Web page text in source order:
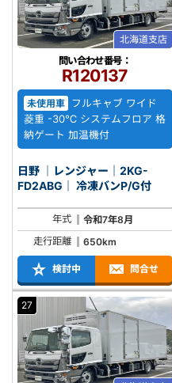
北海道支店
問い合わせ番号：
R120137
未使用車
フルキャブ ワイド
菱重 -30℃ システムフロア 格
納ゲート 加温機付
日野 ｜レンジャー｜2KG-
FD2ABG｜ 冷凍バンP/G付
年式
令和7年8月
走行距離
650km
検討中 問合せ
27